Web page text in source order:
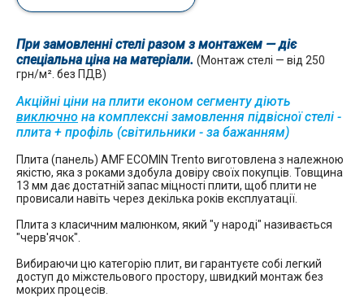
При замовленні стелі разом з монтажем — діє
спеціальна ціна на матеріали. (Монтаж стелі — від 250
грн/м². без ПДВ)
Акційні ціни на плити економ сегменту діють
виключно на комплексні замовлення підвісної стелі -
плита + профіль (світильники - за бажанням)
Плита (панель) AMF ECOMIN Trento виготовлена з належною
якістю, яка з роками здобула довіру своїх покупців. Товщина
13 мм дає достатній запас міцності плити, щоб плити не
провисали навіть через декілька років експлуатації.
Плита з класичним малюнком, який "у народі" називається
"черв'ячок".
Вибираючи цю категорію плит, ви гарантуєте собі легкий
доступ до міжстельового простору, швидкий монтаж без
мокрих процесів.